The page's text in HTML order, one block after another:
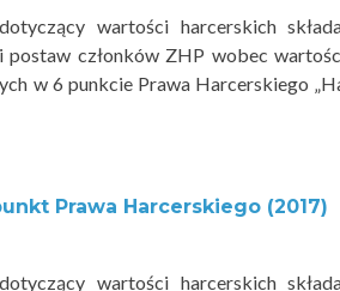
wartości harcerskich
postaw członków ZHP wobec
w 6 punkcie Prawa Harcerskiego
Prawa Harcerskiego (2017)
wartości harcerskich